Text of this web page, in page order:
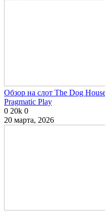
Обзор на слот The Dog
Pragmatic Play
0 20k 0
20 марта, 2026